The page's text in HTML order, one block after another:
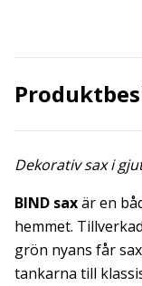
Dekorativ sax i
BIND saxär en
hemmet.
grön nyans får
tankarna till